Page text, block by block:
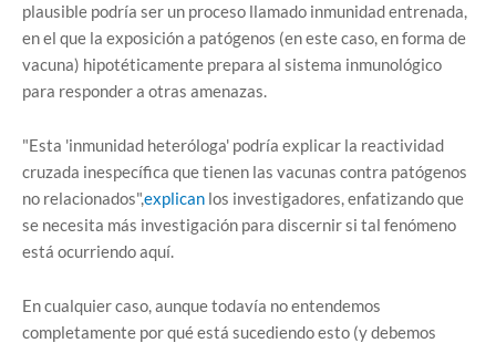
plausible podría ser un proceso llamado inmunidad entrenada,
en el que la exposición a patógenos (en este caso, en forma de
vacuna) hipotéticamente prepara al sistema inmunológico
para responder a otras amenazas.
"Esta 'inmunidad heteróloga' podría explicar la reactividad
cruzada inespecífica que tienen las vacunas contra patógenos
no relacionados",explican los investigadores, enfatizando que
se necesita más investigación para discernir si tal fenómeno
está ocurriendo aquí.
En cualquier caso, aunque todavía no entendemos
completamente por qué está sucediendo esto (y debemos